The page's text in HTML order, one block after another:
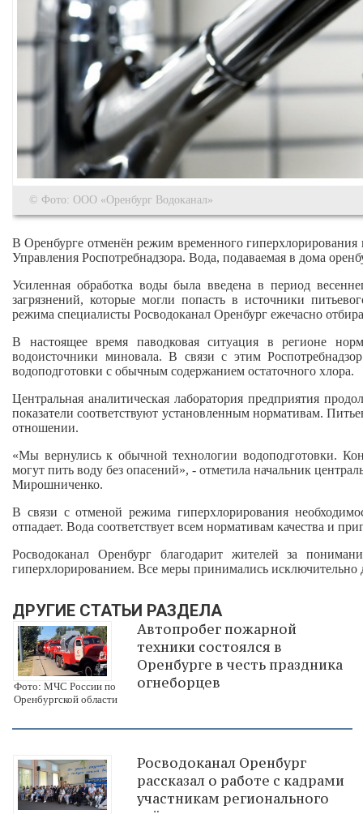
© Фото: ООО «Оренбург Водоканал»
В Оренбурге отменён режим временного
Управления Роспотребнадзора. Вода, подаваемая в дома
Усиленная обработка воды была введена в период
загрязнений, которые могли попасть в источники
режима специалисты Росводоканал Оренбург ежечасно
В настоящее время паводковая ситуация в регионе
водоисточники миновала. В связи с этим
водоподготовки с обычным содержанием остаточного хлора.
Центральная аналитическая лаборатория предприятия
показатели соответствуют установленным нормативам.
отношении.
«Мы вернулись к обычной технологии водоподготовки.
могут пить воду без опасений», - отметила начальник
Мирошниченко.
В связи с отменой режима гиперхлорирования
отпадает. Вода соответствует всем нормативам качества и
Росводоканал Оренбург благодарит жителей за
гиперхлорированием. Все меры принимались исключительно
ДРУГИЕ СТАТЬИ РАЗДЕЛА
Фото: МЧС России по
Оренбургской области
Автопробег пожарной
техники состоялся в
Оренбурге в честь праздника
огнеборцев
Росводоканал Оренбург
рассказал о работе с кадрами
участникам регионального